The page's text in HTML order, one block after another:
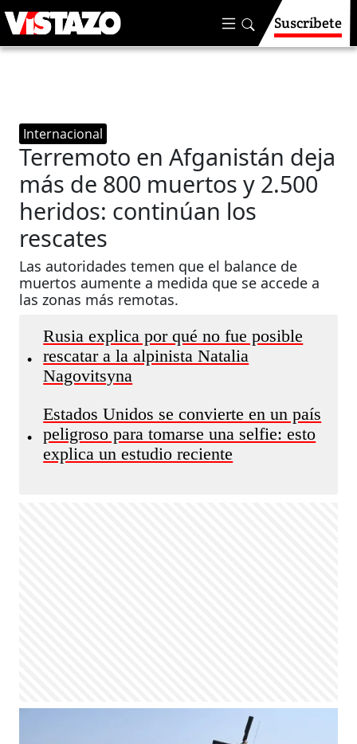
Suscríbete
Internacional
Terremoto en Afganistán deja
más de 800 muertos y 2.500
heridos: continúan los
rescates
Las autoridades temen que el balance de
muertos aumente a medida que se accede a
las zonas más remotas.
•
Rusia explica por qué no fue posible
rescatar a la alpinista Natalia
Nagovitsyna
•
Estados Unidos se convierte en un país
peligroso para tomarse una selfie: esto
explica un estudio reciente